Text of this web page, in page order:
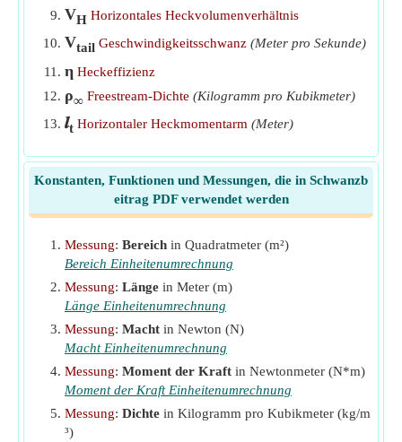
Horizontales Heckvolumenverhältnis bei gegebenem
Mittlere aerodynamische Flügeltiefe bei gegebenem
horizontalen Heckvolumenverhältnis
Heckneigungsmomentkoeffizienten
​Gehen
Nickmoment durch Heck
VH Horizontales Heckvolumenverhältnis
Vtail Geschwindigkeitsschwanz (Meter pro Sekunde)
η Heckeffizienz
ρ∞ Freestream-Dichte (Kilogramm pro Kubikmeter)
𝒍t Horizontaler Heckmomentarm (Meter)
Konstanten, Funktionen und Messungen, die in Schwanzb
eitrag PDF verwendet werden
Messung: Bereich in Quadratmeter (m²)
Bereich Einheitenumrechnung
Messung: Länge in Meter (m)
Länge Einheitenumrechnung
Messung: Macht in Newton (N)
Macht Einheitenumrechnung
Messung: Moment der Kraft in Newtonmeter (N*m)
Moment der Kraft Einheitenumrechnung
Messung: Dichte in Kilogramm pro Kubikmeter (kg/m
³)